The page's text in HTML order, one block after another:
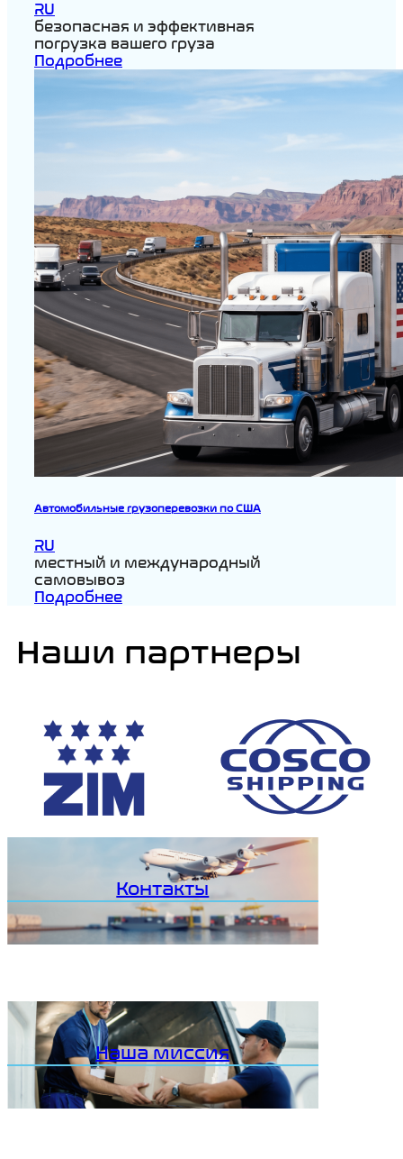
RU
безопасная и эффективная
погрузка вашего груза
Подробнее
Автомобильные грузоперевозки по США
RU
местный и международный
самовывоз
Подробнее
Наши партнеры
Контакты
Наша миссия